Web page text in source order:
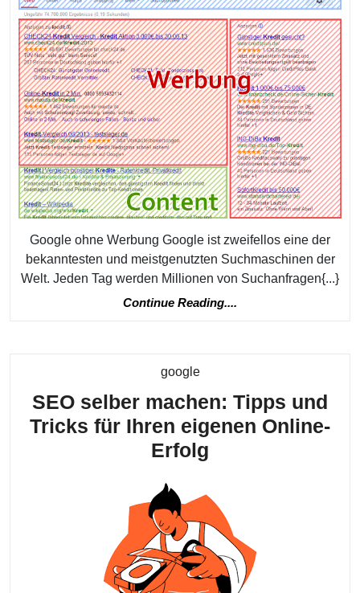
von
Google
ohne
Google ohne Werbung Google ist zweifellos eine der
bekanntesten und meistgenutzten Suchmaschinen der
Welt. Jeden Tag werden Millionen von Suchanfragen{...}
Continue Reading....
googleKategorie
SEO selber machen: Tipps und
Tricks für Ihren eigenen Online-
Erfolg
machen:
Tipps
und
Tricks